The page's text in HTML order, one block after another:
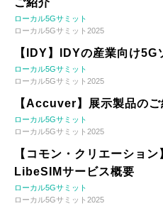
ローカル5Gサミット
ローカル5Gサミット2025
【IDY】IDYの産業向け5G
ローカル5Gサミット
ローカル5Gサミット2025
【Accuver】展示製品の
ローカル5Gサミット
ローカル5Gサミット2025
【コモン・クリエーショ
LibeSIMサービス概要
ローカル5Gサミット
ローカル5Gサミット2025